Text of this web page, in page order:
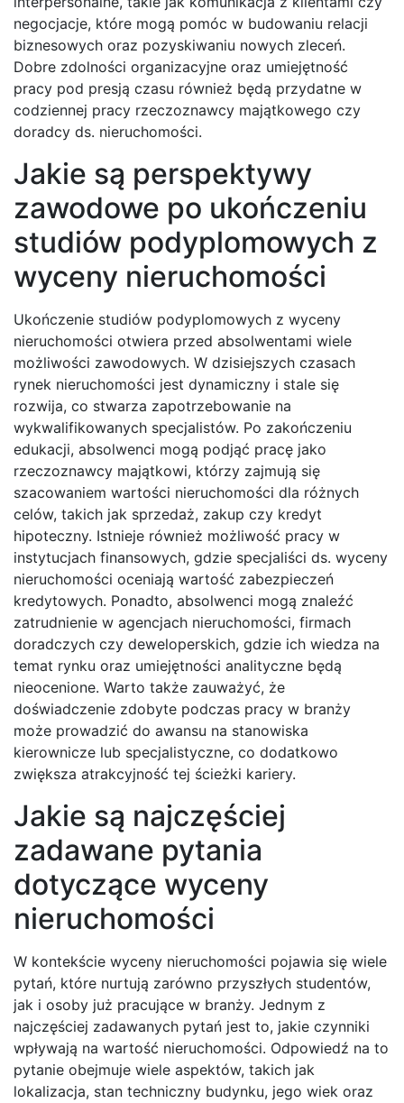
negocjacje, które mogą pomóc w budowaniu relacji
biznesowych oraz pozyskiwaniu nowych zleceń.
Dobre zdolności organizacyjne oraz umiejętność
pracy pod presją czasu również będą przydatne w
codziennej pracy rzeczoznawcy majątkowego czy
doradcy ds. nieruchomości.
Jakie są perspektywy
zawodowe po ukończeniu
studiów podyplomowych z
wyceny nieruchomości
Ukończenie studiów podyplomowych z wyceny
nieruchomości otwiera przed absolwentami wiele
możliwości zawodowych. W dzisiejszych czasach
rynek nieruchomości jest dynamiczny i stale się
rozwija, co stwarza zapotrzebowanie na
wykwalifikowanych specjalistów. Po zakończeniu
edukacji, absolwenci mogą podjąć pracę jako
rzeczoznawcy majątkowi, którzy zajmują się
szacowaniem wartości nieruchomości dla różnych
celów, takich jak sprzedaż, zakup czy kredyt
hipoteczny. Istnieje również możliwość pracy w
instytucjach finansowych, gdzie specjaliści ds. wyceny
nieruchomości oceniają wartość zabezpieczeń
kredytowych. Ponadto, absolwenci mogą znaleźć
zatrudnienie w agencjach nieruchomości, firmach
doradczych czy deweloperskich, gdzie ich wiedza na
temat rynku oraz umiejętności analityczne będą
nieocenione. Warto także zauważyć, że
doświadczenie zdobyte podczas pracy w branży
może prowadzić do awansu na stanowiska
kierownicze lub specjalistyczne, co dodatkowo
zwiększa atrakcyjność tej ścieżki kariery.
Jakie są najczęściej
zadawane pytania
dotyczące wyceny
nieruchomości
W kontekście wyceny nieruchomości pojawia się wiele
pytań, które nurtują zarówno przyszłych studentów,
jak i osoby już pracujące w branży. Jednym z
najczęściej zadawanych pytań jest to, jakie czynniki
wpływają na wartość nieruchomości. Odpowiedź na to
pytanie obejmuje wiele aspektów, takich jak
lokalizacja, stan techniczny budynku, jego wiek oraz